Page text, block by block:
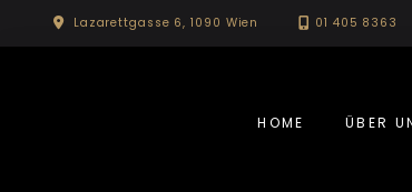
to
Lazarettgasse 6, 1090 Wien 01 405 8363
HOME ÜBER